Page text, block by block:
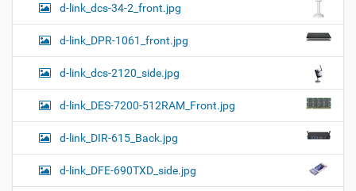
d-link_dcs-34-2_front.jpg
d-link_DPR-1061_front.jpg
d-link_dcs-2120_side.jpg
d-link_DES-7200-512RAM_Front.jpg
d-link_DIR-615_Back.jpg
d-link_DFE-690TXD_side.jpg